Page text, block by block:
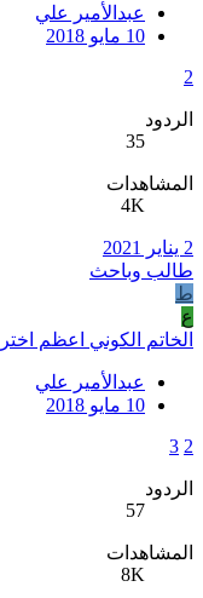
عبدالأمير علي
10 مايو 2018
2
الردود
35
المشاهدات
4K
2 يناير 2021
طالب وباحث
ط
ع
الخاتم الكوني اعظم
عبدالأمير علي
10 مايو 2018
2
3
الردود
57
المشاهدات
8K